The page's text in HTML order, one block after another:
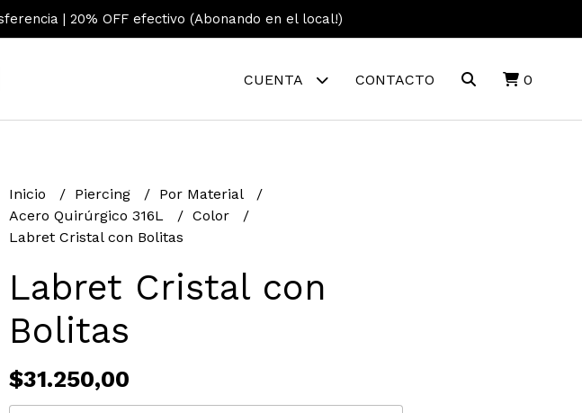
| 20% OFF efectivo (Abonando en el local!)
CUENTA CONTACTO 0
Inicio Piercing
Por Material
Acero Quirúrgico 316L
Color
Labret Cristal con Bolitas
Labret Cristal con
Bolitas
$31.250,00